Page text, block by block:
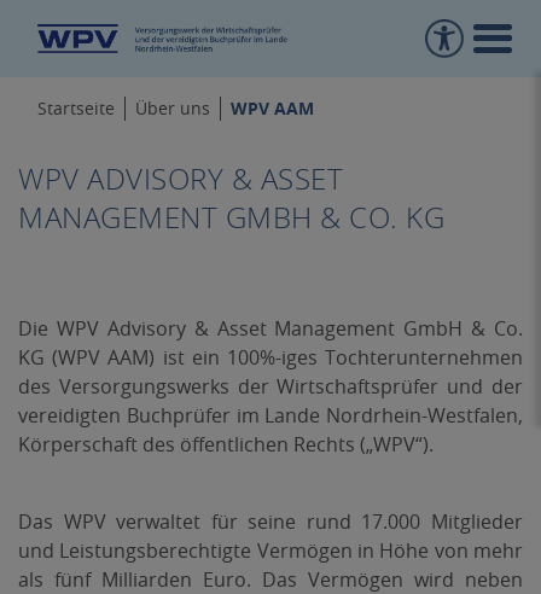
Startseite Über uns WPV AAM
WPV ADVISORY & ASSET
MANAGEMENT GMBH & CO. KG
Die WPV Advisory & Asset Management GmbH & Co.
KG (WPV AAM) ist ein 100%-iges Tochterunternehmen
des Versorgungswerks der Wirtschaftsprüfer und der
vereidigten Buchprüfer im Lande Nordrhein-Westfalen,
Körperschaft des öffentlichen Rechts („WPV“).
Das WPV verwaltet für seine rund 17.000 Mitglieder
und Leistungsberechtigte Vermögen in Höhe von mehr
als fünf Milliarden Euro. Das Vermögen wird neben